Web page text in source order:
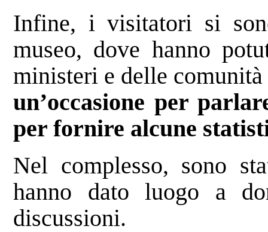
Infine, i visitatori si
museo, dove hanno
ministeri e delle
un’occasione per
per fornire alcune
Nel complesso, sono
hanno dato luogo a
discussioni.